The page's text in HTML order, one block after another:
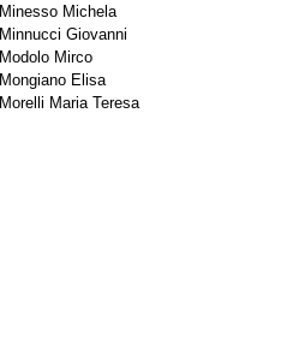
Minesso Michela
Minnucci Giovanni
Modolo Mirco
Mongiano Elisa
Morelli Maria Teresa